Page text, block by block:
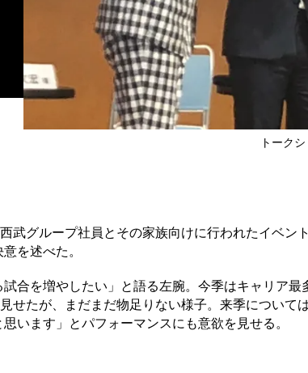
トーク
グループ社員とその家族向けに行われたイベン
を述べた。
合を増やしたい」と語る左腕。今季はキャリア最
せたが、まだまだ物足りない様子。来季について
います」とパフォーマンスにも意欲を見せる。